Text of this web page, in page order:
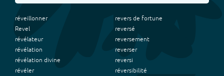
réveillonner
Revel
révélateur
révélation
révélation divine
révéler
revers de fortune
reversé
reversement
reverser
reversi
réversibilité